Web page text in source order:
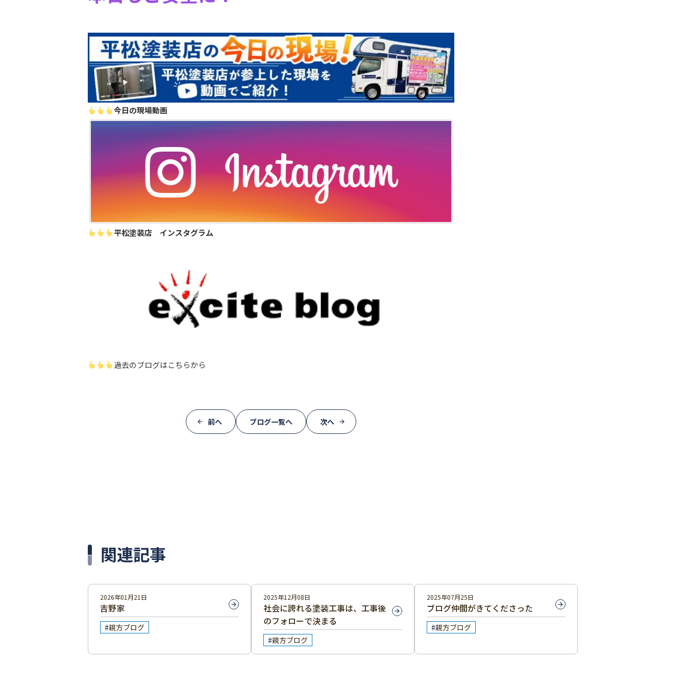
今日の現場動画
平松塗装店 インスタグラム
過去のブログはこちらから
前へ ブログ一覧へ 次へ
関連記事
2026年01月21日
吉野家
親方ブログ
2025年12月08日
社会に誇れる塗装工事は、工事後
のフォローで決まる
親方ブログ
2025年07月25日
ブログ仲間がきてくださった
親方ブログ